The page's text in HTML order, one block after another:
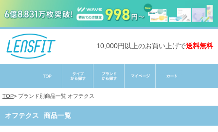
10,000円以上のお買い上げで送料無料
TOP> ブランド別商品一覧 オフテクス
オフテクス 商品一覧